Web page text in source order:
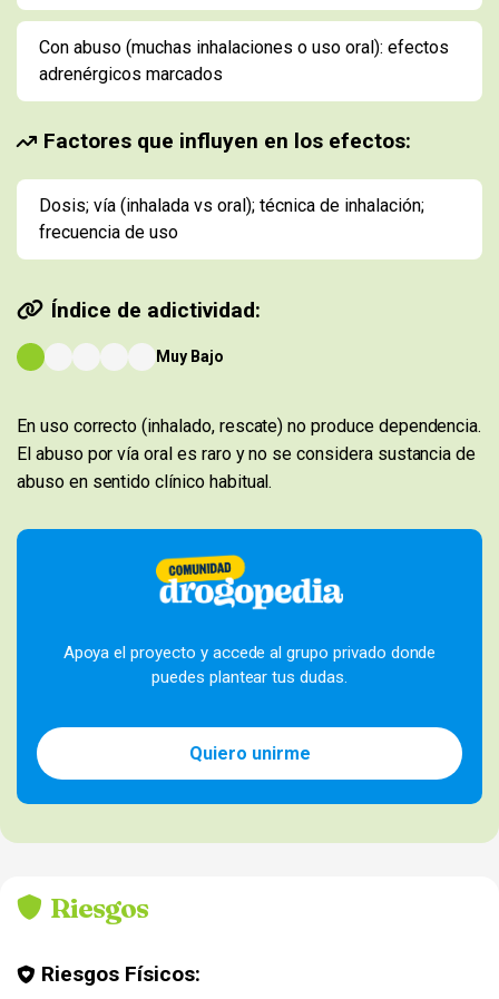
Con abuso (muchas inhalaciones o uso oral): efectos
adrenérgicos marcados
Factores que influyen en los efectos:
Dosis; vía (inhalada vs oral); técnica de inhalación;
frecuencia de uso
Índice de adictividad:
Muy Bajo
En uso correcto (inhalado, rescate) no produce dependencia.
El abuso por vía oral es raro y no se considera sustancia de
abuso en sentido clínico habitual.
Apoya el proyecto y accede al grupo privado donde
puedes plantear tus dudas.
Quiero unirme
Riesgos
Riesgos Físicos: